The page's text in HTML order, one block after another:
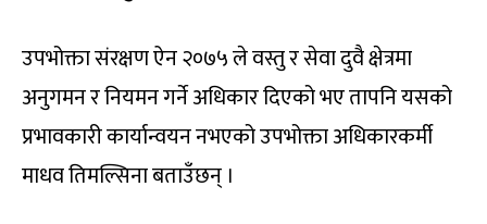
उपभोक्ता संरक्षण ऐन २०७५ ले वस्तु र सेवा दुवै क्षेत्रमा
अनुगमन र नियमन गर्ने अधिकार दिएको भए तापनि यसको
प्रभावकारी कार्यान्वयन नभएको उपभोक्ता अधिकारकर्मी
माधव तिमल्सिना बताउँछन् ।